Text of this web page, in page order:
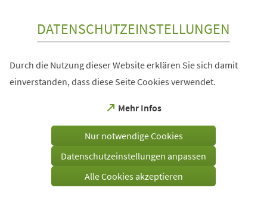
DATENSCHUTZEINSTELLUNGEN
Durch die Nutzung dieser Website erklären Sie sich damit
einverstanden, dass diese Seite Cookies verwendet.
Mehr Infos
(Öffnet
einem
Tab)
Nur notwendige Cookies
Datenschutzeinstellungen anpassen
Alle Cookies akzeptieren